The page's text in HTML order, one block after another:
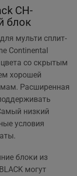
CH-
блок
для мульти сплит-
Continental
цвета со скрытым
хорошей
Расширенная
низкий
условия
блоки из
могут